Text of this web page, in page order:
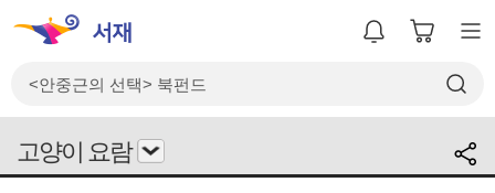
고양이 요람